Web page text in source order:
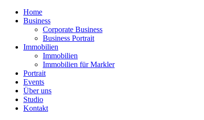
Home
Business
Corporate Business
Business Portrait
Immobilien
Immobilien
Immobilien für Markler
Portrait
Events
Über uns
Studio
Kontakt